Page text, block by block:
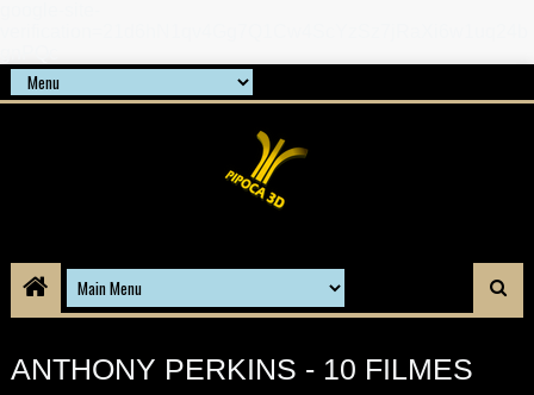
ANTHONY PERKINS - 10 FILMES